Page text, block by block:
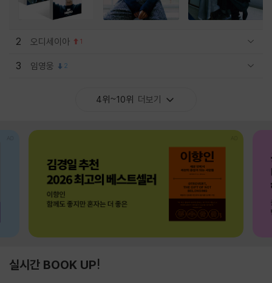
2 오디세이아 1
3 임영웅 2
4위~10위 더보기
실시간 BOOK UP!